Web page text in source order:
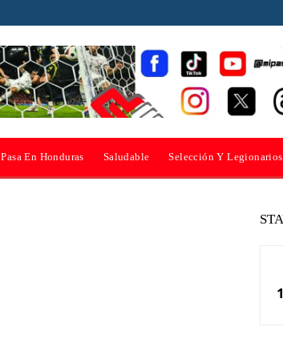
Pasa En Honduras Saludable Selección Y Legionarios